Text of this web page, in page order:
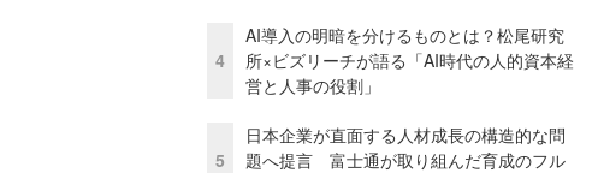
4
AI導入の明暗を分けるものとは？松尾研究
所×ビズリーチが語る「AI時代の人的資本経
営と人事の役割」
5
日本企業が直面する人材成長の構造的な問
題へ提言 富士通が取り組んだ育成のフル